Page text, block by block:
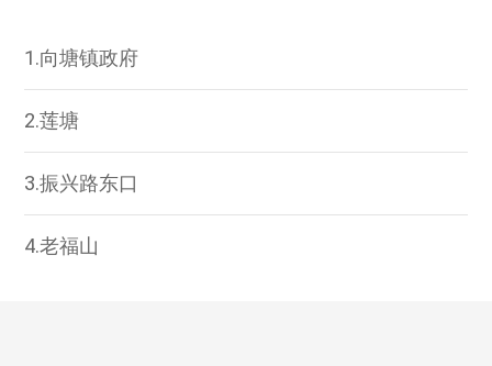
1.向塘镇政府
2.莲塘
3.振兴路东口
4.老福山